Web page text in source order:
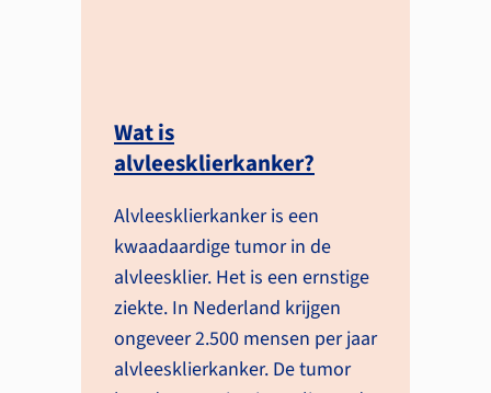
Wat is
alvleesklierkanker?
Alvleesklierkanker is een
kwaadaardige tumor in de
alvleesklier. Het is een ernstige
ziekte. In Nederland krijgen
ongeveer 2.500 mensen per jaar
alvleesklierkanker. De tumor